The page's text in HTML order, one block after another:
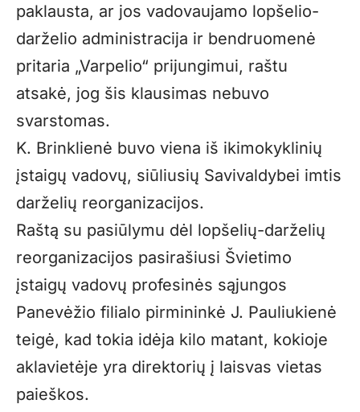
paklausta, ar jos vadovaujamo lopšelio-
darželio administracija ir bendruomenė
pritaria „Varpelio“ prijungimui, raštu
atsakė, jog šis klausimas nebuvo
svarstomas.
K. Brinklienė buvo viena iš ikimokyklinių
įstaigų vadovų, siūliusių Savivaldybei imtis
darželių reorganizacijos.
Raštą su pasiūlymu dėl lopšelių-darželių
reorganizacijos pasirašiusi Švietimo
įstaigų vadovų profesinės sąjungos
Panevėžio filialo pirmininkė J. Pauliukienė
teigė, kad tokia idėja kilo matant, kokioje
aklavietėje yra direktorių į laisvas vietas
paieškos.